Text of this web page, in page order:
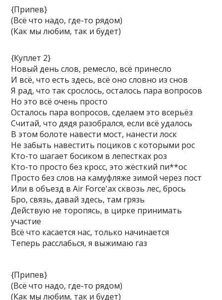
{Припев}
(Всё что надо, где-то рядом)
(Как мы любим, так и будет)
{Куплет 2}
Новый день слов, ремесло, всё принесло
И всё, что есть здесь, всё оно словно из снов
Я рад, что так срослось, осталось пара вопросов
Но это всё очень просто
Осталось пара вопросов, сделаем это всерьёз
Считай, что дядя разобрался, если всё удалось
В этом болоте навести мост, нанести лоск
Не забыть навестить поциков с которыми рос
Кто-то шагает босиком в лепестках роз
Кто-то просто без кросс, это жёсткий пи**ос
Просто без слов на камуфляже зимой через пост
Или в объезд в Air Force'ах сквозь лес, брось
Бро, связь, давай здесь, там грязь
Действую не торопясь, в цирке принимать
участие
Всё что касается нас, только начинается
Теперь расслабься, я выжимаю газ
{Припев}
(Всё что надо, где-то рядом)
(Как мы любим, так и будет)